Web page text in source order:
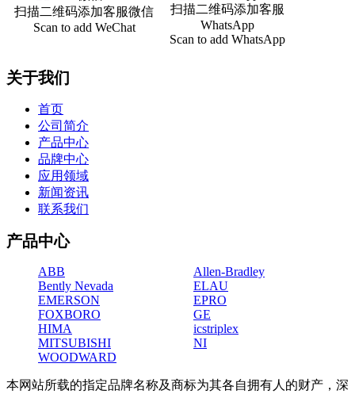
扫描二维码添加客服微信
Scan to add WeChat
扫描二维码添加客服
WhatsApp
Scan to add WhatsApp
关于我们
首页
公司简介
产品中心
品牌中心
应用领域
新闻资讯
联系我们
产品中心
ABB
Allen-Bradley
Bently Nevada
ELAU
EMERSON
EPRO
FOXBORO
GE
HIMA
icstriplex
MITSUBISHI
NI
WOODWARD
本网站所载的指定品牌名称及商标为其各自拥有人的财产，深